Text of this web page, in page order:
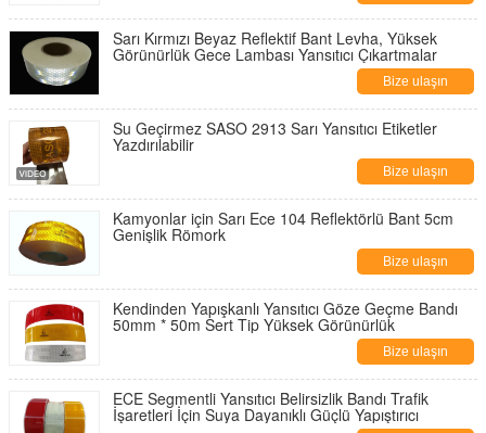
Sarı Kırmızı Beyaz Reflektif Bant Levha, Yüksek
Görünürlük Gece Lambası Yansıtıcı Çıkartmalar
Bize ulaşın
Su Geçirmez SASO 2913 Sarı Yansıtıcı Etiketler
Yazdırılabilir
Bize ulaşın
Kamyonlar için Sarı Ece 104 Reflektörlü Bant 5cm
Genişlik Römork
Bize ulaşın
Kendinden Yapışkanlı Yansıtıcı Göze Geçme Bandı
50mm * 50m Sert Tip Yüksek Görünürlük
Bize ulaşın
ECE Segmentli Yansıtıcı Belirsizlik Bandı Trafik
İşaretleri İçin Suya Dayanıklı Güçlü Yapıştırıcı